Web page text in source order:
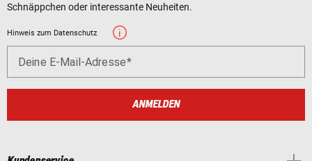
Schnäppchen oder interessante Neuheiten.
Hinweis zum Datenschutz
Deine E-Mail-Adresse
ANMELDEN